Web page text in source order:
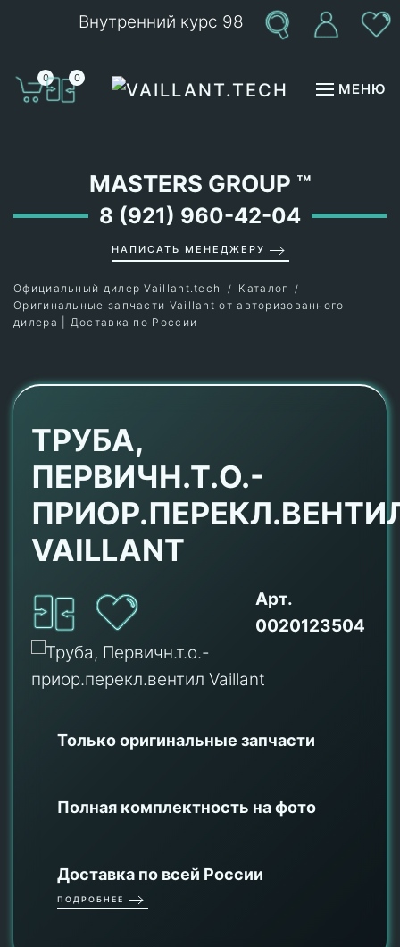
Внутренний курс 98
0 0
МЕНЮ
MASTERS GROUP ™
8 (921) 960-42-04
НАПИСАТЬ МЕНЕДЖЕРУ
Официальный дилер Vaillant.tech
Каталог
Оригинальные запчасти Vaillant от авторизованного
дилера | Доставка по России
ТРУБА,
ПЕРВИЧН.Т.О.-
VAILLANT
Арт.
0020123504
Только оригинальные запчасти
Полная комплектность на фото
Доставка по всей России
ПОДРОБНЕЕ